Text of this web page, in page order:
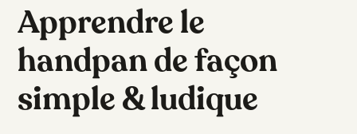
Apprendre le
handpan de façon
simple & ludique